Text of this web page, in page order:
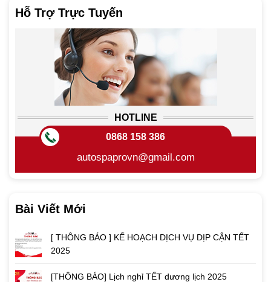
Hỗ Trợ Trực Tuyến
HOTLINE
0868 158 386
autospaprovn@gmail.com
Bài Viết Mới
[ THÔNG BÁO ] KẾ HOẠCH DỊCH VỤ DỊP CẬN TẾT
2025
[THÔNG BÁO] Lịch nghỉ TẾT dương lịch 2025